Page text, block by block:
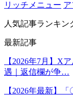
リッチメニュー ア
人気記事ランキン
最新記事
【2026年7月】X
遇｜返信欄が争…
【2026年最新】